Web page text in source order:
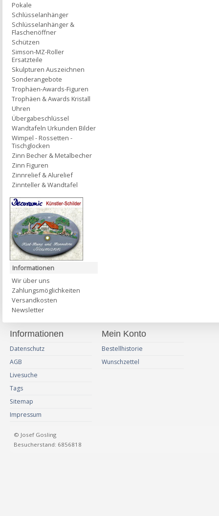
Pokale
Schlüsselanhänger
Schlüsselanhänger &
Flaschenöffner
Schützen
Simson-MZ-Roller
Ersatzteile
Skulpturen Auszeichnen
Sonderangebote
Trophäen-Awards-Figuren
Trophäen & Awards Kristall
Uhren
Übergabeschlüssel
Wandtafeln Urkunden Bilder
Wimpel - Rossetten -
Tischglocken
Zinn Becher & Metalbecher
Zinn Figuren
Zinnrelief & Alurelief
Zinnteller & Wandtafel
Informationen
Wir über uns
Zahlungsmöglichkeiten
Versandkosten
Newsletter
Informationen
Datenschutz
AGB
Livesuche
Tags
Sitemap
Impressum
Mein Konto
Bestellhistorie
Wunschzettel
© Josef Gosling
Besucherstand: 6856818